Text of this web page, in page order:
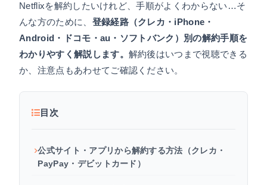
Netflixを解約したいけれど、手順がよくわからない…そ
んな方のために、 登録経路（クレカ・iPhone・
Android・ドコモ・au・ソフトバンク）別の解約手順を
わかりやすく解説します。 解約後はいつまで視聴できる
か、注意点もあわせてご確認ください。
目次
公式サイト・アプリから解約する方法（クレカ・
PayPay・デビットカード）